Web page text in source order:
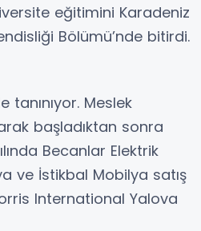
eğitimini Karadeniz
Bölümü’nde bitirdi.
Meslek
başladıktan sonra
Becanlar Elektrik
ve İstikbal Mobilya satış
International Yalova